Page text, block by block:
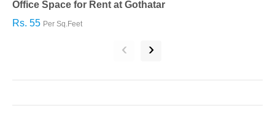
Office Space for Rent at Gothatar
Rs. 55 Per Sq.Feet
‹ ›